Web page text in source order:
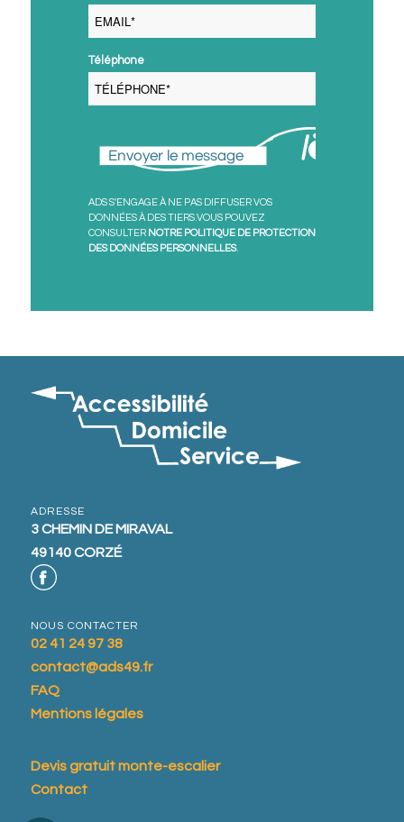
Téléphone
Envoyer le message
ADS S'ENGAGE À NE PAS DIFFUSER VOS
DONNÉES À DES TIERS.VOUS POUVEZ
CONSULTER NOTRE POLITIQUE DE PROTECTION
DES DONNÉES PERSONNELLES.
ADRESSE
3 CHEMIN DE MIRAVAL
49140 CORZÉ
NOUS CONTACTER
02 41 24 97 38
contact@ads49.fr
FAQ
Mentions légales
Devis gratuit monte-escalier
Contact